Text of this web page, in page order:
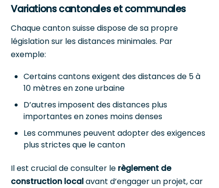
Variations cantonales et communales
Chaque canton suisse dispose de sa propre
législation sur les distances minimales. Par
exemple:
Certains cantons exigent des distances de 5 à
10 mètres en zone urbaine
D’autres imposent des distances plus
importantes en zones moins denses
Les communes peuvent adopter des exigences
plus strictes que le canton
Il est crucial de consulter le règlement de
construction localavant d’engager un projet, car